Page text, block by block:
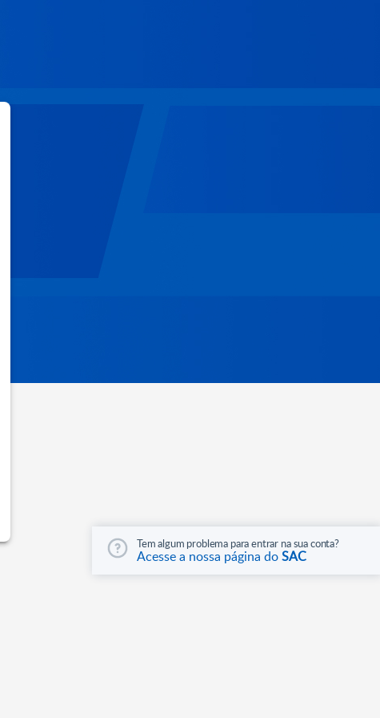
Tem algum problema para entrar na sua conta?
Acesse a nossa página doSAC